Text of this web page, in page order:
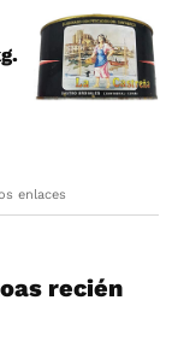
enlaces
recién